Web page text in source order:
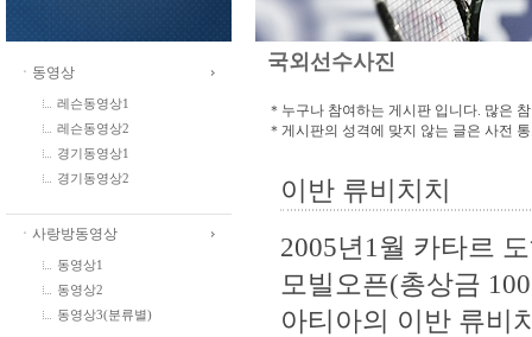
ㆍ동영상
레슨동영상1
레슨동영상2
경기동영상1
경기동영상2
ㆍ사랑방동영상
동영상1
동영상2
동영상3(분류별)
국외선수사진
＊누구나 참여하는 게시판 입니다. 많은
＊게시판의 성격에 맞지 않는 글은 사전
이반 류비치치
2005년1월 카타르
모빌오픈(총상금
아티아의 이반 류비